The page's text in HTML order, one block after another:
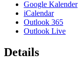
Google Kalender
iCalendar
Outlook 365
Outlook Live
Details